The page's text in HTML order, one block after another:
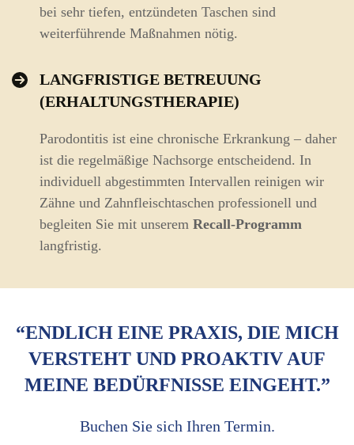
bei sehr tiefen, entzündeten Taschen sind
weiterführende Maßnahmen nötig.
LANGFRISTIGE BETREUUNG
(ERHALTUNGSTHERAPIE)
Parodontitis ist eine chronische Erkrankung – daher
ist die regelmäßige Nachsorge entscheidend. In
individuell abgestimmten Intervallen reinigen wir
Zähne und Zahnfleischtaschen professionell und
begleiten Sie mit unserem Recall-Programm
langfristig.
“ENDLICH EINE PRAXIS, DIE MICH
VERSTEHT UND PROAKTIV AUF
MEINE BEDÜRFNISSE EINGEHT.”
Buchen Sie sich Ihren Termin.